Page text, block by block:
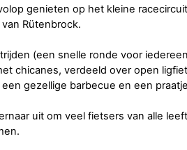
genieten op het kleine
Rütenbrock.
(een snelle ronde voor
chicanes, verdeeld over open
een gezellige barbecue en een
uit om veel fietsers van alle